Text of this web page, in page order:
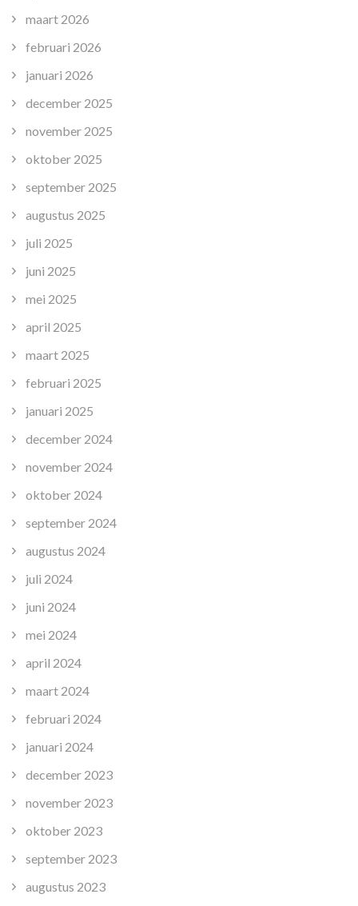
maart 2026
februari 2026
januari 2026
december 2025
november 2025
oktober 2025
september 2025
augustus 2025
juli 2025
juni 2025
mei 2025
april 2025
maart 2025
februari 2025
januari 2025
december 2024
november 2024
oktober 2024
september 2024
augustus 2024
juli 2024
juni 2024
mei 2024
april 2024
maart 2024
februari 2024
januari 2024
december 2023
november 2023
oktober 2023
september 2023
augustus 2023